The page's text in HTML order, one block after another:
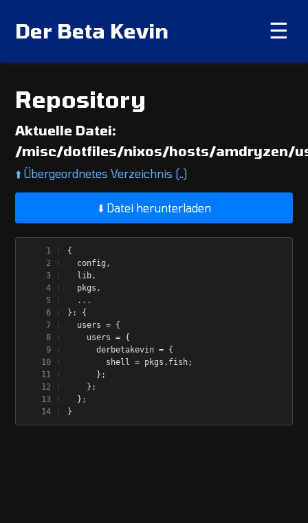
Der Beta Kevin ☰
Repository
Aktuelle Datei:
/misc/dotfiles/nixos/hosts/amdryzen/
⬆️ Übergeordnetes Verzeichnis (..)
⬇️ Datei herunterladen
{
  config,
  lib,
  pkgs,
  ...
}: {
  users = {
    users = {
      derbetakevin = {
        shell = pkgs.fish;
      };
    };
  };
}